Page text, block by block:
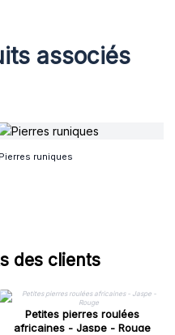
associés
Pierres runiques
des clients
Petites pierres roulées
africaines - Jaspe - Rouge